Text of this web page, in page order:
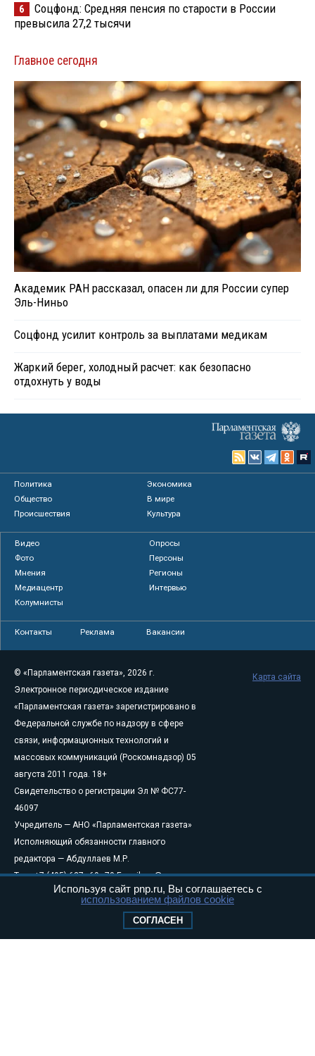
6
Соцфонд: Средняя пенсия по старости в России
превысила 27,2 тысячи
Главное сегодня
Академик РАН рассказал, опасен ли для России супер
Эль-Ниньо
Соцфонд усилит контроль за выплатами медикам
Жаркий берег, холодный расчет: как безопасно
отдохнуть у воды
Политика
Экономика
Общество
В мире
Происшествия
Культура
Видео
Опросы
Фото
Персоны
Мнения
Регионы
Медиацентр
Интервью
Колумнисты
Контакты Реклама Вакансии
© «Парламентская газета», 2026 г.
Электронное периодическое издание
«Парламентская газета» зарегистрировано в
Федеральной службе по надзору в сфере
связи, информационных технологий и
массовых коммуникаций (Роскомнадзор) 05
августа 2011 года. 18+
Свидетельство о регистрации Эл № ФС77-
46097
Учредитель — АНО «Парламентская газета»
Исполняющий обязанности главного
редактора — Абдуллаев М.Р.
Тел.: +7 (495) 637–69–79 E-mail:pg@pnp.ru
«Парламентская газета» - официальное еженедельное издание
Федерального Собрания РФ. Издается с 1997 года. Учредители
газеты - Государственная Дума и Совет Федерации РФ. Официальный
Карта сайта
Используя сайт pnp.ru, Вы соглашаетесь с
использованием файлов cookie
СОГЛАСЕН